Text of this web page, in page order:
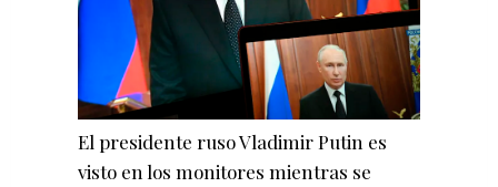
El presidente ruso Vladimir Putin es
visto en los monitores mientras se